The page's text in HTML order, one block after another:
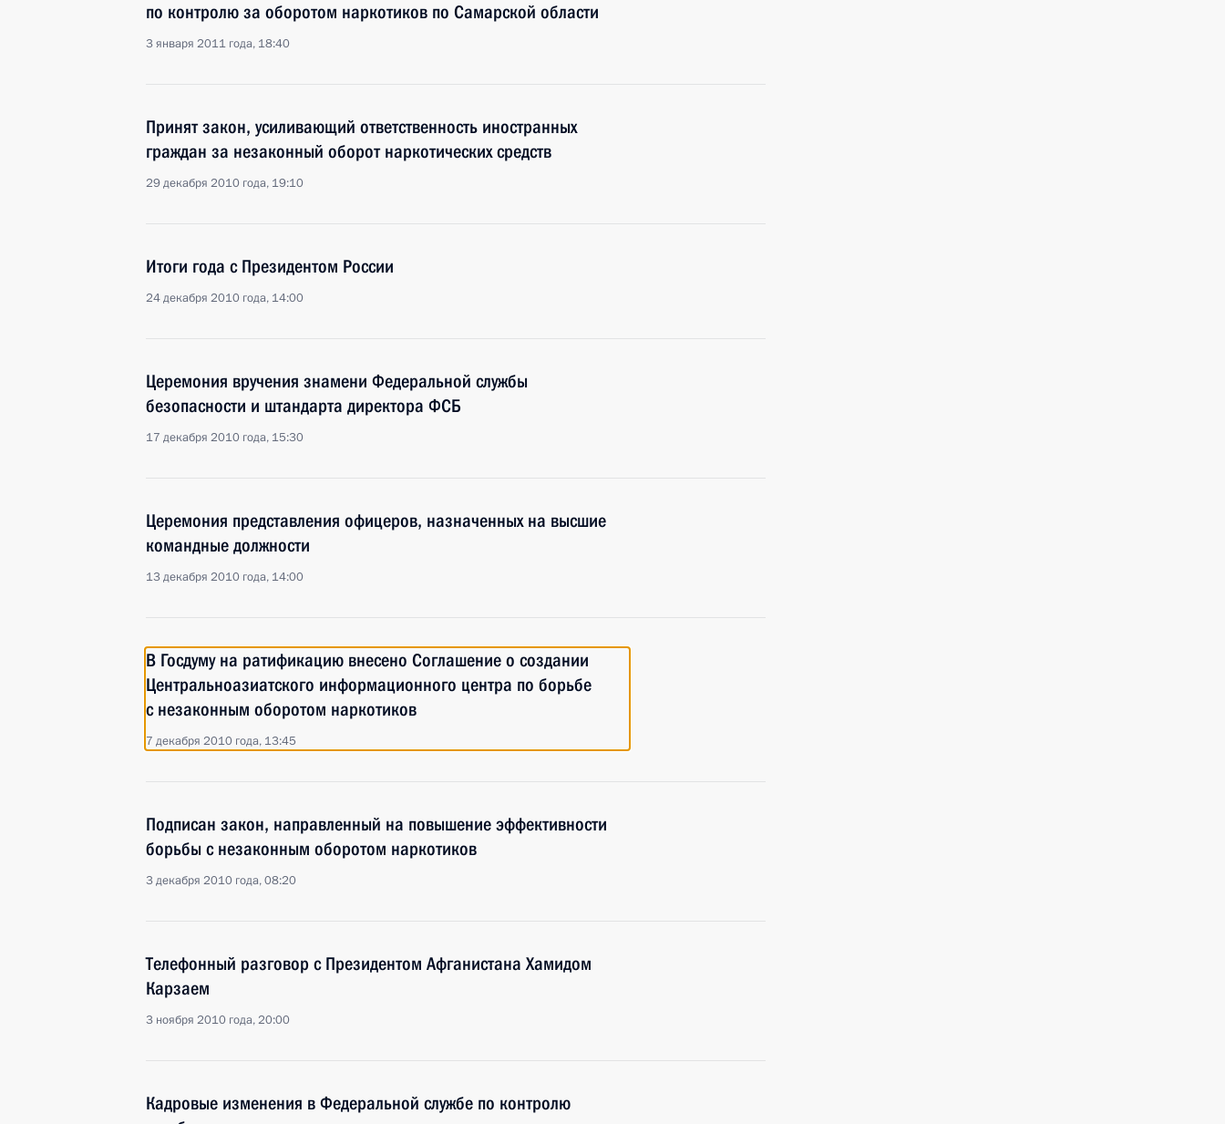
по контролю за оборотом наркотиков по Самарской области
3 января 2011 года, 18:40
Принят закон, усиливающий ответственность иностранных
граждан за незаконный оборот наркотических средств
29 декабря 2010 года, 19:10
Итоги года с Президентом России
24 декабря 2010 года, 14:00
Церемония вручения знамени Федеральной службы
безопасности и штандарта директора ФСБ
17 декабря 2010 года, 15:30
Церемония представления офицеров, назначенных на высшие
командные должности
13 декабря 2010 года, 14:00
В Госдуму на ратификацию внесено Соглашение о создании
Центральноазиатского информационного центра по борьбе
с незаконным оборотом наркотиков
7 декабря 2010 года, 13:45
Подписан закон, направленный на повышение эффективности
борьбы с незаконным оборотом наркотиков
3 декабря 2010 года, 08:20
Телефонный разговор с Президентом Афганистана Хамидом
Карзаем
3 ноября 2010 года, 20:00
Кадровые изменения в Федеральной службе по контролю